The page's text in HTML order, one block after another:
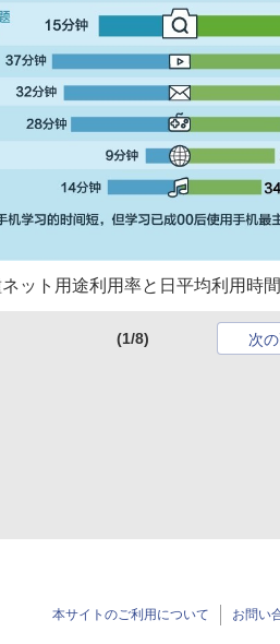
ット用途利用率と日平均利用時間
(1/8) 次
本サイトのご利用について お問い